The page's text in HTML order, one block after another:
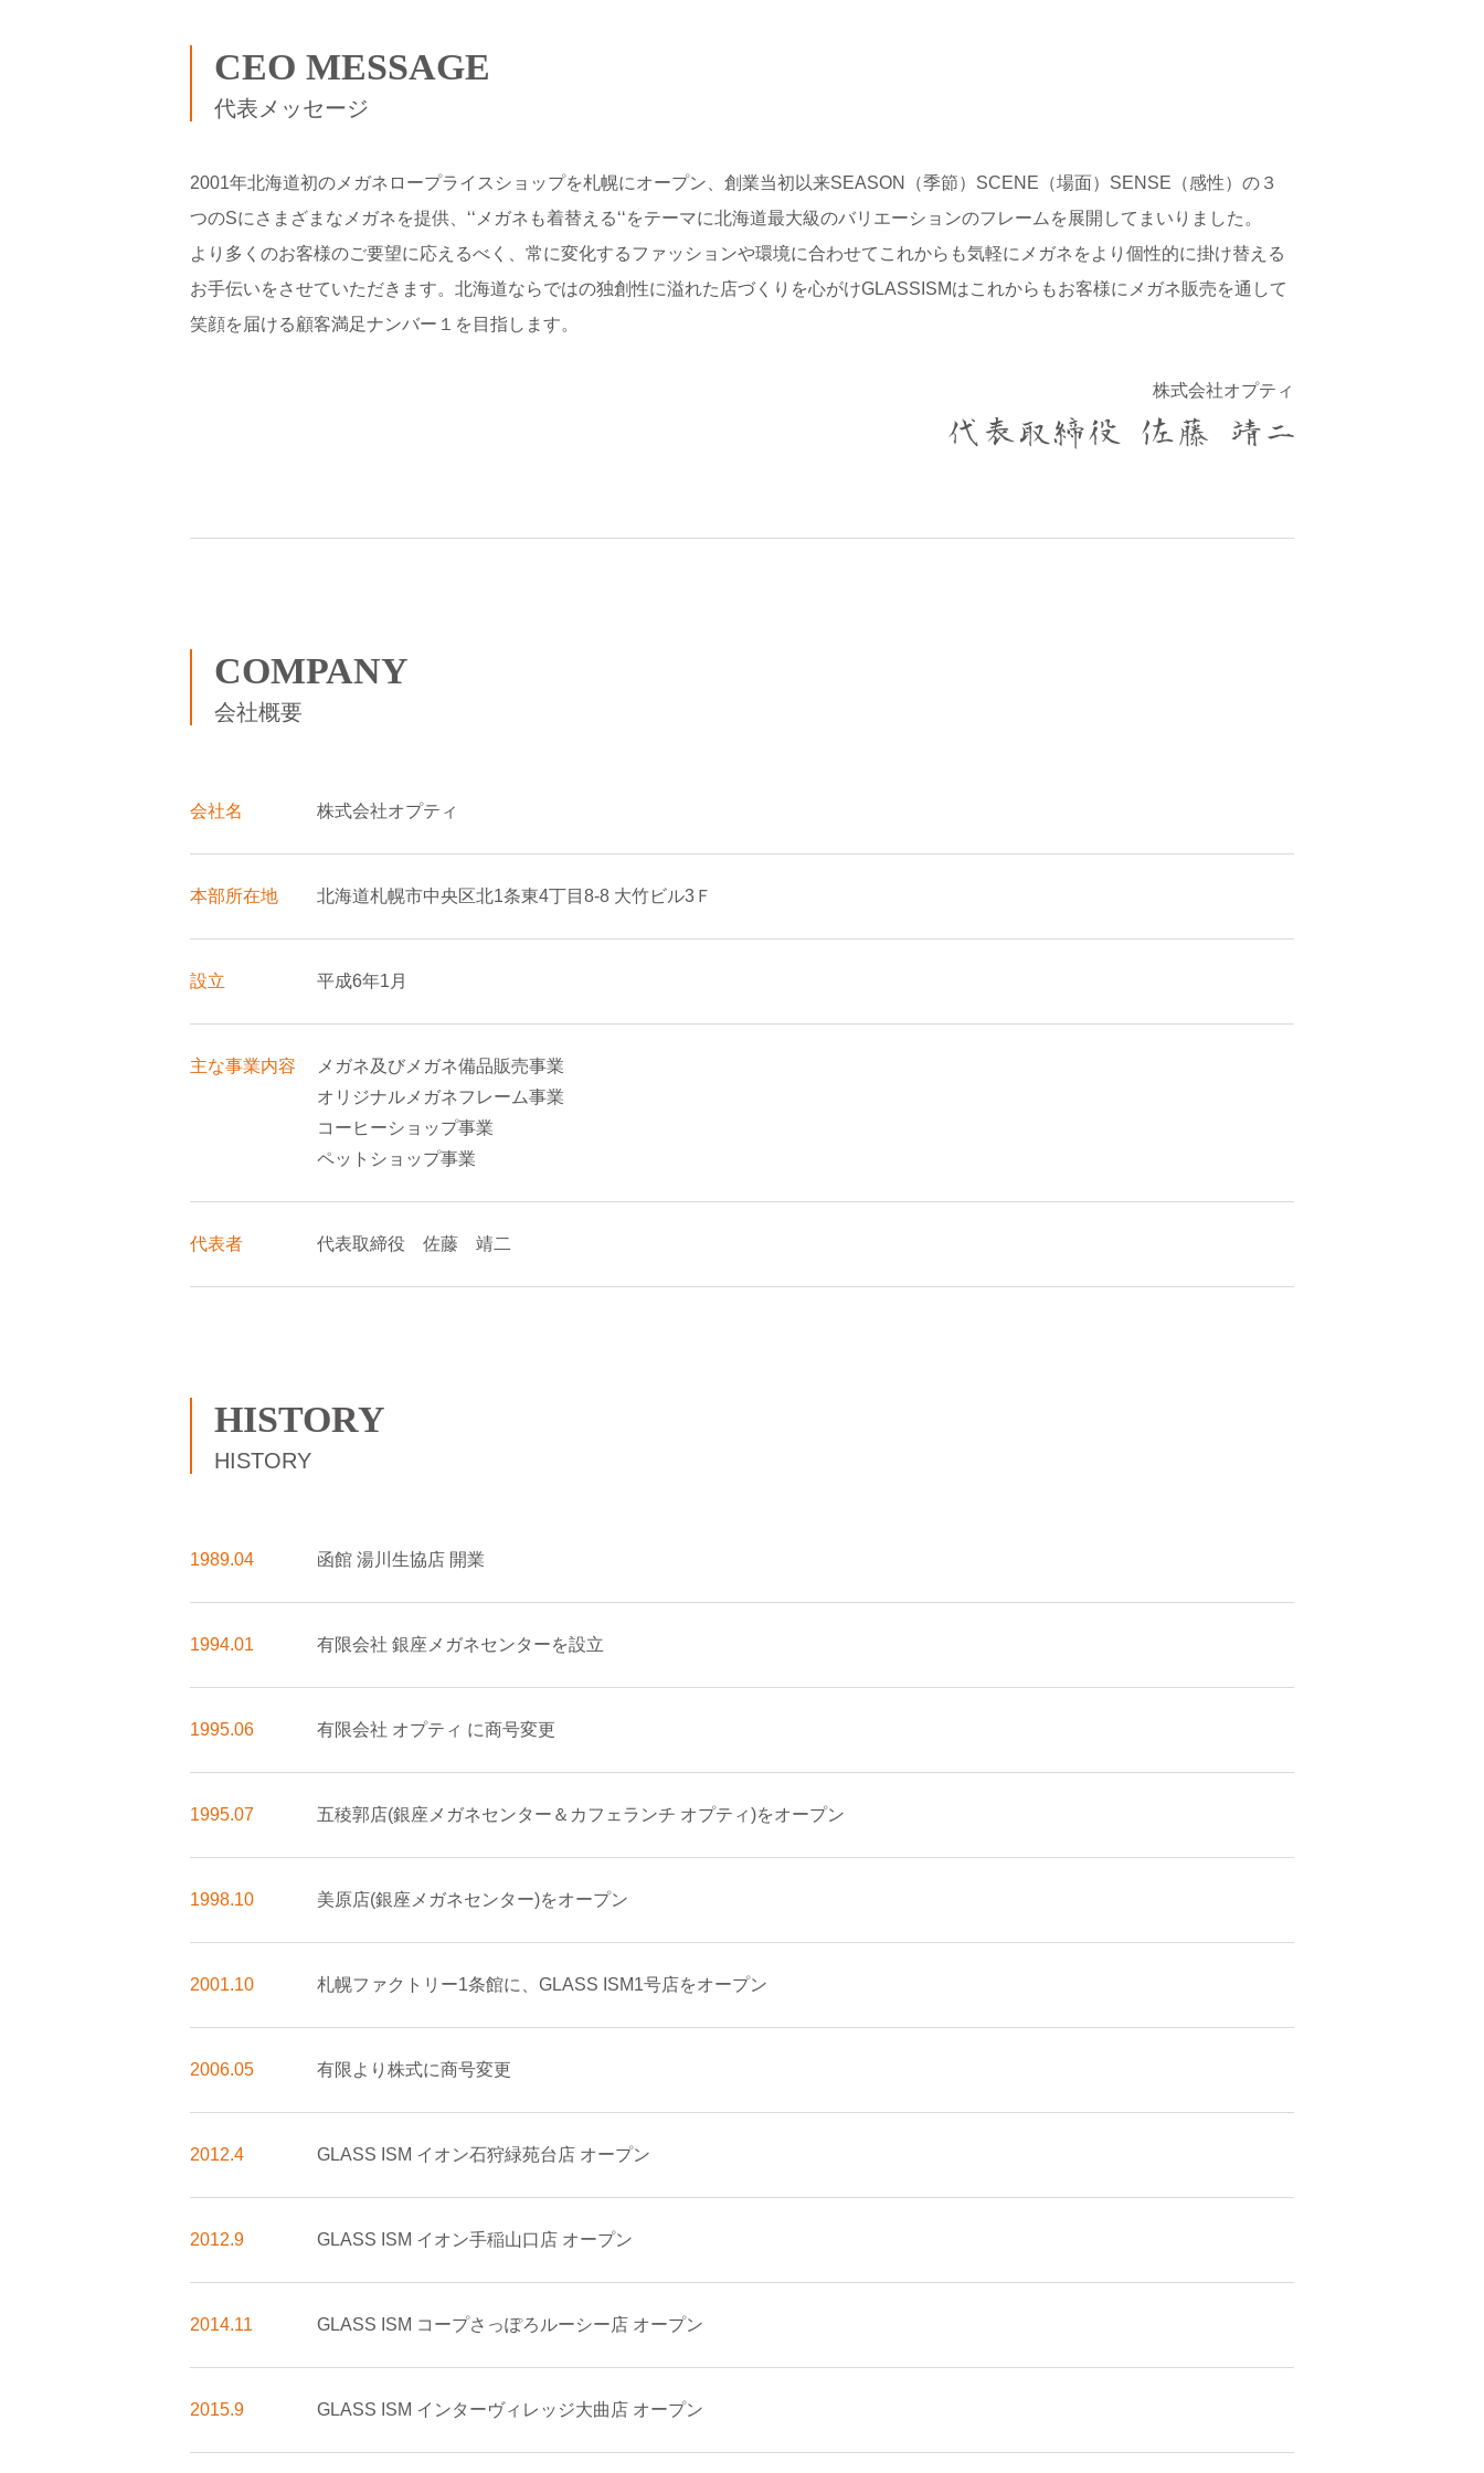
CEO MESSAGE
代表メッセージ
2001年北海道初のメガネロープライスショップを札幌にオープン、創業当初以来SEASON（季節）SCENE（場面）SENSE（感性）の３
つのSにさまざまなメガネを提供、‘‘メガネも着替える‘‘をテーマに北海道最大級のバリエーションのフレームを展開してまいりました。
より多くのお客様のご要望に応えるべく、常に変化するファッションや環境に合わせてこれからも気軽にメガネをより個性的に掛け替える
お手伝いをさせていただきます。北海道ならではの独創性に溢れた店づくりを心がけGLASSISMはこれからもお客様にメガネ販売を通して
笑顔を届ける顧客満足ナンバー１を目指します。
株式会社オプティ
COMPANY
会社概要
会社名 株式会社オプティ
本部所在地 北海道札幌市中央区北1条東4丁目8-8 大竹ビル3Ｆ
設立 平成6年1月
主な事業内容
メガネ及びメガネ備品販売事業
オリジナルメガネフレーム事業
コーヒーショップ事業
ペットショップ事業
代表者 代表取締役 佐藤 靖二
HISTORY
HISTORY
1989.04 函館 湯川生協店 開業
1994.01 有限会社 銀座メガネセンターを設立
1995.06 有限会社 オプティ に商号変更
1995.07 五稜郭店(銀座メガネセンター＆カフェランチ オプティ)をオープン
1998.10 美原店(銀座メガネセンター)をオープン
2001.10 札幌ファクトリー1条館に、GLASS ISM1号店をオープン
2006.05 有限より株式に商号変更
2012.4 GLASS ISM イオン石狩緑苑台店 オープン
2012.9 GLASS ISM イオン手稲山口店 オープン
2014.11 GLASS ISM コープさっぽろルーシー店 オープン
2015.9 GLASS ISM インターヴィレッジ大曲店 オープン